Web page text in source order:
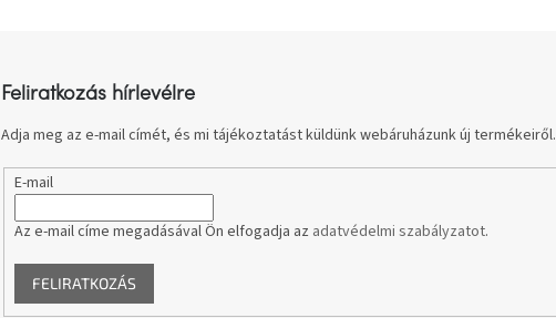
Feliratkozás hírlevélre
Adja meg az e-mail címét, és mi tájékoztatást küldünk webáruházunk új termékeiről.
E-mail
Az e-mail címe megadásával Ön elfogadja az adatvédelmi szabályzatot.
FELIRATKOZÁS